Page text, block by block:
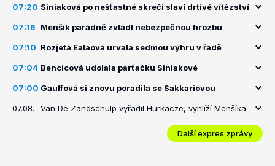
07:20 Siniaková po nešťastné skreči slaví drtivé vítězství
07:16 Menšík parádně zvládl nebezpečnou hrozbu
07:10 Rozjetá Ealaová urvala sedmou výhru v řadě
07:04 Bencicová udolala parťačku Siniakové
07:00 Gauffová si znovu poradila se Sakkariovou
07.08. Van De Zandschulp vyřadil Hurkacze, vyhlíží Menšíka
Další expres zprávy